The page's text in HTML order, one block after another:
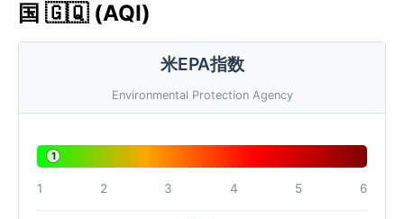
国 🇬🇶 (AQI)
米EPA指数
Environmental Protection Agency
1
1 2 3 4 5 6